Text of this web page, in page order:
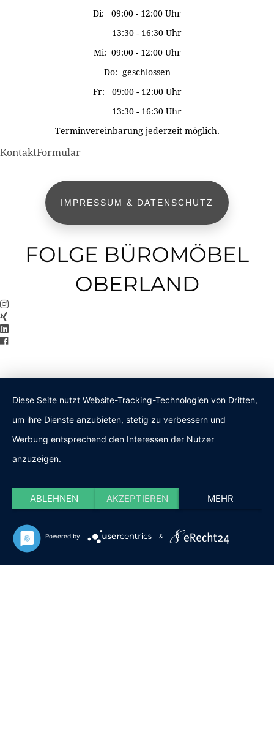
Di: 09:00 - 12:00 Uhr
13:30 - 16:30 Uhr
Mi: 09:00 - 12:00 Uhr
Do: geschlossen
Fr: 09:00 - 12:00 Uhr
13:30 - 16:30 Uhr
Terminvereinbarung jederzeit möglich.
KontaktFormular
IMPRESSUM & DATENSCHUTZ
FOLGE BÜROMÖBEL
OBERLAND
Diese Seite nutzt Website-Tracking-Technologien von Dritten,
um ihre Dienste anzubieten, stetig zu verbessern und
Werbung entsprechend den Interessen der Nutzer
anzuzeigen.
ABLEHNEN AKZEPTIEREN MEHR
Powered by &